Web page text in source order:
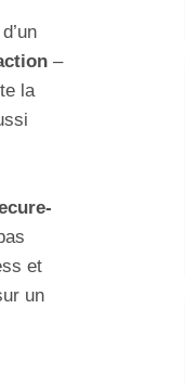
–
la
et
un